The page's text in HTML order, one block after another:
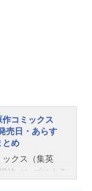
作コミックス
売日・あらす
とめ
ックス（集英
槍メンゴによる